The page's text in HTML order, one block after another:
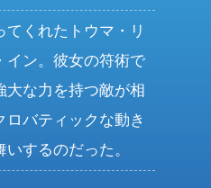
くれたトウマ・リ
イン。彼女の符術で
大な力を持つ敵が相
バティックな動き
するのだった。